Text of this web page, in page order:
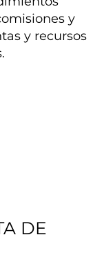
y
y recursos
DE